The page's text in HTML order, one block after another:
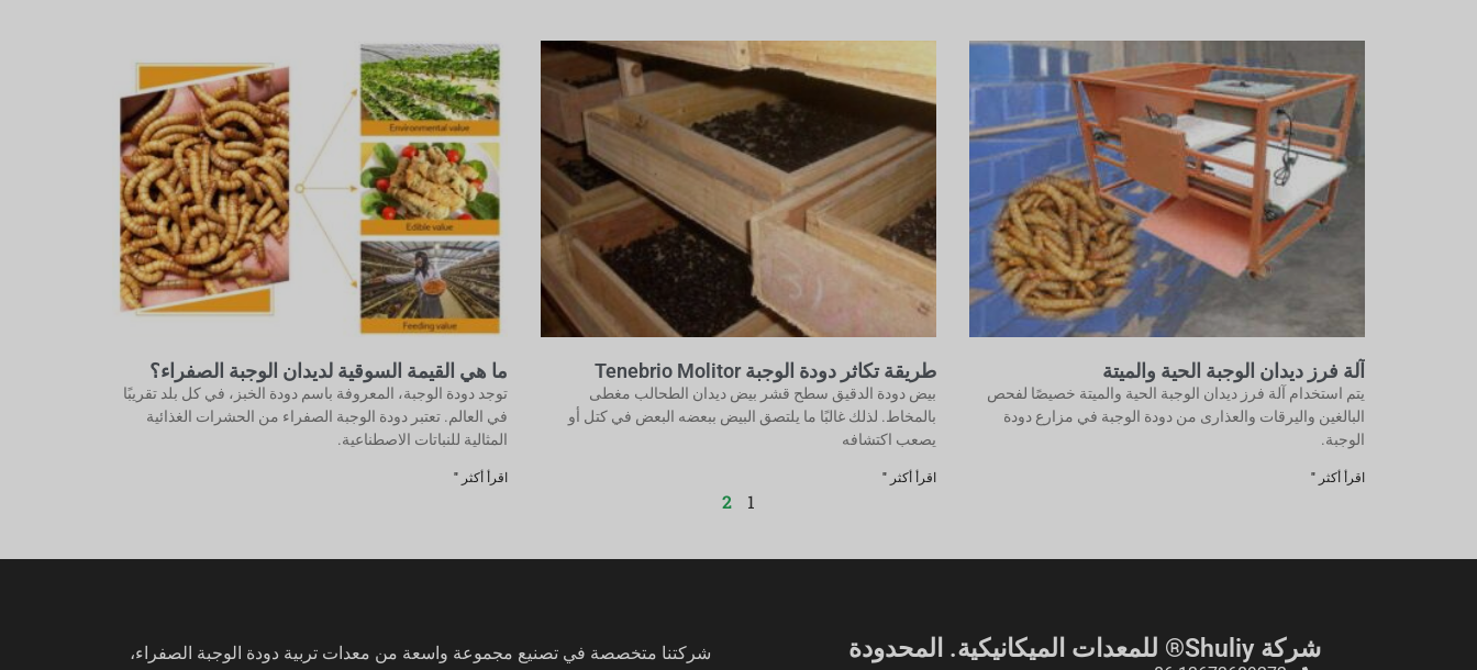
آلة فرز ديدان الوجبة الحية والميتة
يتم استخدام آلة فرز ديدان الوجبة الحية والميتة خصيصًا لفحص
البالغين واليرقات والعذارى من دودة الوجبة في مزارع دودة
الوجبة.
اقرأ أكثر "
طريقة تكاثر دودة الوجبة Tenebrio Molitor
بيض دودة الدقيق سطح قشر بيض ديدان الطحالب مغطى
بالمخاط. لذلك غالبًا ما يلتصق البيض ببعضه البعض في كتل أو
يصعب اكتشافه
اقرأ أكثر "
ما هي القيمة السوقية لديدان الوجبة الصفراء؟
توجد دودة الوجبة، المعروفة باسم دودة الخبز، في كل بلد تقريبًا
في العالم. تعتبر دودة الوجبة الصفراء من الحشرات الغذائية
المثالية للنباتات الاصطناعية.
اقرأ أكثر "
1
2
شركة Shuliy® للمعدات الميكانيكية. المحدودة
شركتنا متخصصة في تصنيع مجموعة واسعة من معدات تربية دودة الوجبة الصفراء،